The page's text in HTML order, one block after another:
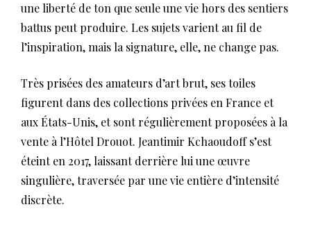
une liberté de ton que seule une vie hors des sentiers
battus peut produire. Les sujets varient au fil de
l’inspiration, mais la signature, elle, ne change pas.
Très prisées des amateurs d’art brut, ses toiles
figurent dans des collections privées en France et
aux États-Unis, et sont régulièrement proposées à la
vente à l’Hôtel Drouot. Jeantimir Kchaoudoff s’est
éteint en 2017, laissant derrière lui une œuvre
singulière, traversée par une vie entière d’intensité
discrète.